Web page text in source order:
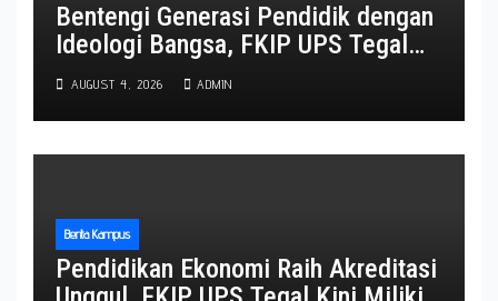
Bentengi Generasi Pendidik dengan
Ideologi Bangsa, FKIP UPS Tegal
Gembleng 153 Calon Wisudawan
Lewat TP3
AUGUST 4, 2026 ADMIN
Berita Kampus
Pendidikan Ekonomi Raih Akreditasi